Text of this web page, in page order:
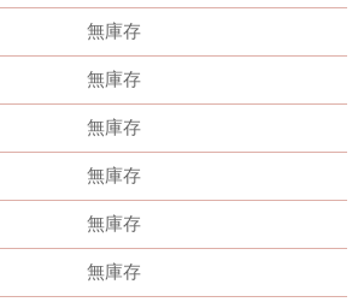
無庫存
無庫存
無庫存
無庫存
無庫存
無庫存